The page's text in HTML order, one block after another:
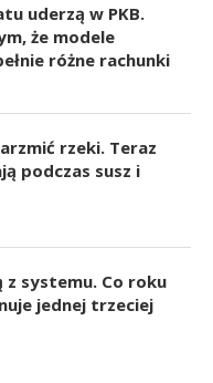
uderzą w PKB.
że modele
różne rachunki
rzeki. Teraz
podczas susz i
z systemu. Co roku
jednej trzeciej